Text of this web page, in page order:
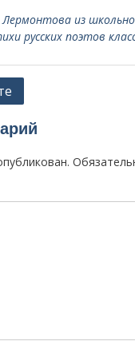
из
русских поэтов